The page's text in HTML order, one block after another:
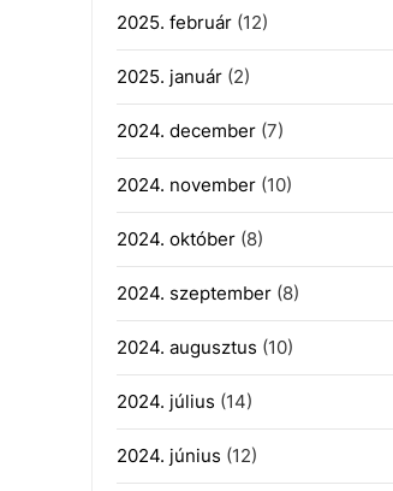
2025. február(12)
2025. január(2)
2024. december(7)
2024. november(10)
2024. október(8)
2024. szeptember(8)
2024. augusztus (10)
2024. július (14)
2024. június (12)